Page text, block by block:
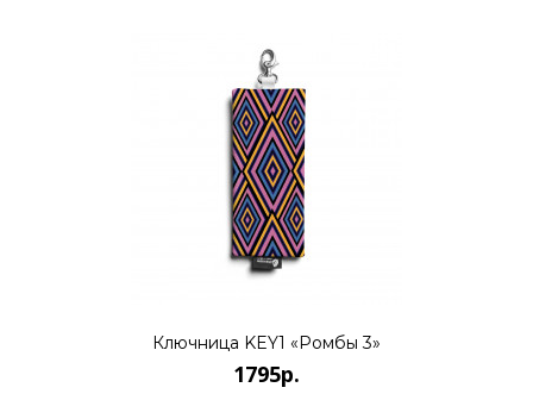
Ключница KEY1 «Ромбы 3»
1795р.